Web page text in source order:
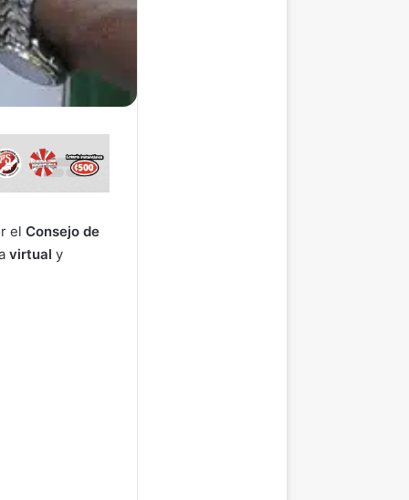
el Consejo de
virtual y